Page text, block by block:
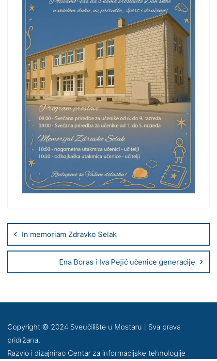
In memoriam Zdravko Selak
Ena Boras i Iva Pejić učenice generacije
Copyright © 2024 Sveučilište u Mostaru | Sva prava
pridržana.
Razvio i dizajnirao Centar za informacijske tehnologije